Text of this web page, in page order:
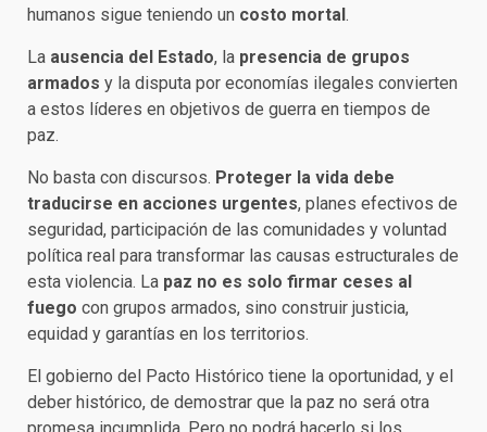
humanos sigue teniendo un costo mortal.
La ausencia del Estado, la presencia de grupos
armados y la disputa por economías ilegales convierten
a estos líderes en objetivos de guerra en tiempos de
paz.
No basta con discursos. Proteger la vida debe
traducirse en acciones urgentes, planes efectivos de
seguridad, participación de las comunidades y voluntad
política real para transformar las causas estructurales de
esta violencia. La paz no es solo firmar ceses al
fuego con grupos armados, sino construir justicia,
equidad y garantías en los territorios.
El gobierno del Pacto Histórico tiene la oportunidad, y el
deber histórico, de demostrar que la paz no será otra